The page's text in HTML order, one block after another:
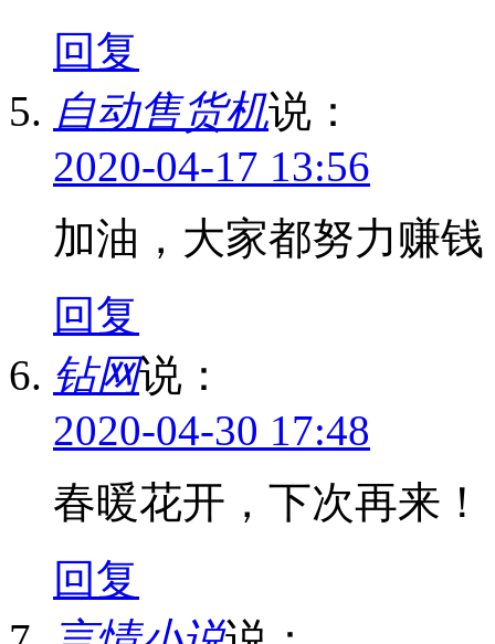
回复
自动售货机说：
2020-04-17 13:56
加油，大家都努力赚钱
回复
钻网说：
2020-04-30 17:48
春暖花开，下次再来！
回复